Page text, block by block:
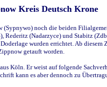
Kreis Deutsch Krone
noch die beiden
Rederitz (Nadarzyce) und Stabitz
wurden errichtet. Ab diesem
getauft worden.
aus Köln. Er weist auf folgende
kann es aber dennoch zu